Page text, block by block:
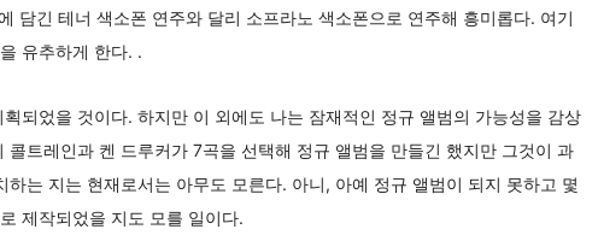
담긴 테너 색소폰 연주와 달리 소프라노 색소폰으로 연주해 흥미롭다. 여기
유추하게 한다. .
되었을 것이다. 하지만 이 외에도 나는 잠재적인 정규 앨범의 가능성을 감상
트레인과 켄 드루커가 7곡을 선택해 정규 앨범을 만들긴 했지만 그것이 과
는 지는 현재로서는 아무도 모른다. 아니, 아예 정규 앨범이 되지 못하고 몇
제작되었을 지도 모를 일이다.